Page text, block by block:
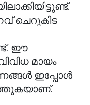
ചെറുകിട
ഈ
മായം
ഇപ്പോൾ